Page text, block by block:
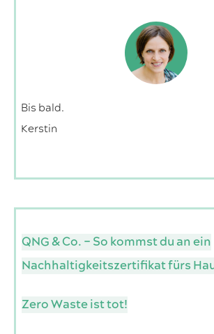
Bis bald.
Kerstin
QNG & Co. – So kommst du an ein
Nachhaltigkeitszertifikat fürs
Zero Waste ist tot!